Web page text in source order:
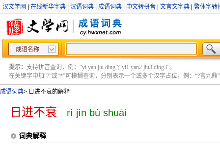
汉文学网 在线新华字典 汉语词典 成语词典 中文转拼音 文言文字典 繁体字转
成语名称
提示： 支持拼音查询，例：“yi yan jiu ding”;“yi1 yan2 jiu3 ding3”。
在关键字中加“?”或“*”可模糊查询，分别表示一个或多个汉字占位，例：“?言九鼎”
成语词典> 日进不衰的解释
日进不衰 rì jìn bù shuāi
词典解释